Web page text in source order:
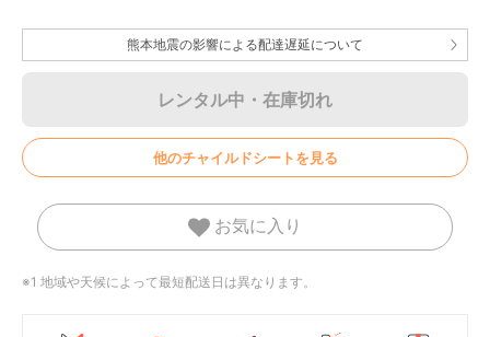
熊本地震の影響による配達遅延について
レンタル中・在庫切れ
他のチャイルドシートを見る
お気に入り
※1 地域や天候によって最短配送日は異なります。